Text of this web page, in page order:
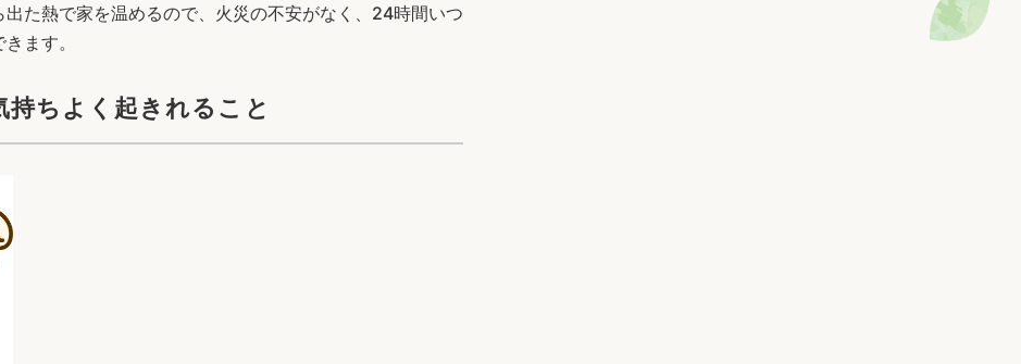
た熱で家を温めるので、火災の不安がなく、24時間いつ
ます。
ちよく起きれること